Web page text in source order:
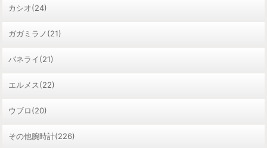
カシオ(24)
ガガミラノ(21)
パネライ(21)
エルメス(22)
ウブロ(20)
その他腕時計(226)